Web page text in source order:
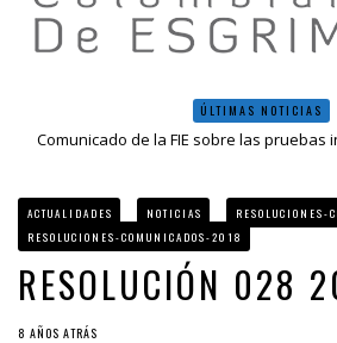
ÚLTIMAS NOTICIAS
Comunicado de la FIE sobre las pruebas
Resultados LIVE IV Escalafón Nacional
Resolución 027
Epee Grand Prix 2023 – Cali,
ACTUALIDADES NOTICIAS
RESOLUCIONES-
RESOLUCIONES-COMUNICADOS-2018
RESOLUCIÓN 028
8 AÑOS ATRÁS